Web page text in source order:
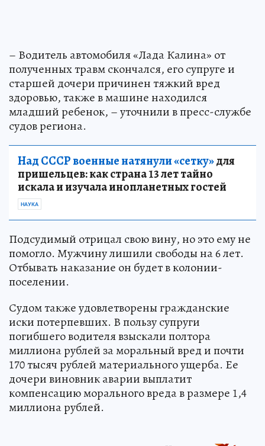
– Водитель автомобиля «Лада Калина» от
полученных травм скончался, его супруге и
старшей дочери причинен тяжкий вред
здоровью, также в машине находился
младший ребенок, – уточнили в пресс-службе
судов региона.
Над СССР военные натянули «сетку»для
пришельцев: как страна 13 лет тайно
искала и изучала инопланетных гостей
НАУКА
Подсудимый отрицал свою вину, но это ему не
помогло. Мужчину лишили свободы на 6 лет.
Отбывать наказание он будет в колонии-
поселении.
Судом также удовлетворены гражданские
иски потерпевших. В пользу супруги
погибшего водителя взыскали полтора
миллиона рублей за моральный вред и почти
170 тысяч рублей материального ущерба. Ее
дочери виновник аварии выплатит
компенсацию морального вреда в размере 1,4
миллиона рублей.